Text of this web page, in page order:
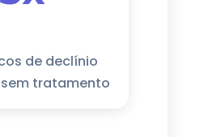
de declínio
tratamento